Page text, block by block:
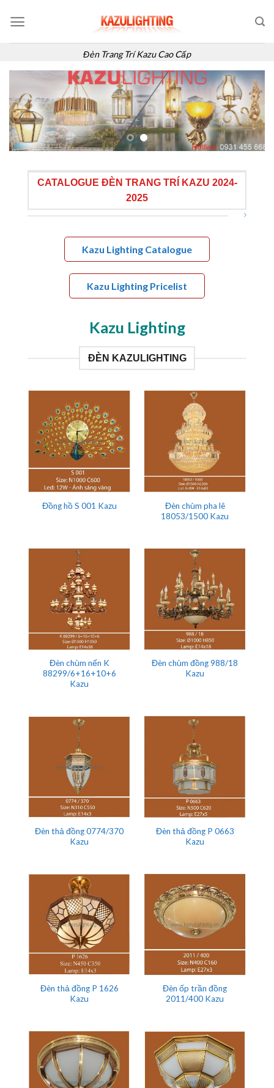
Đèn Trang Trí Kazu Cao Cấp
CATALOGUE ĐÈN TRANG TRÍ KAZU 2024-
2025
Kazu Lighting Catalogue
Kazu Lighting Pricelist
Kazu Lighting
ĐÈN KAZULIGHTING
Đồng hồ S 001 Kazu
Đèn chùm pha lê
18053/1500 Kazu
Đèn chùm nến K
88299/6+16+10+6
Kazu
Đèn chùm đồng 988/18
Kazu
Đèn thả đồng 0774/370
Kazu
Đèn thả đồng P 0663
Kazu
Đèn thả đồng P 1626
Kazu
Đèn ốp trần đồng
2011/400 Kazu